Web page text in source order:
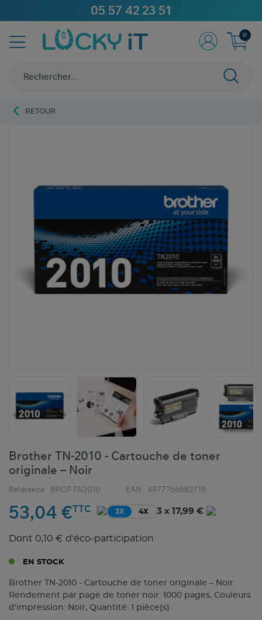
05 57 42 23 51
0
RETOUR
Brother TN-2010 - Cartouche de toner
originale – Noir
Référence : BROT-TN2010 EAN : 4977766682718
53,04 €TTC 3X 4X 3 x 17,99 €
Dont 0,10 € d'éco-participation
EN STOCK
Brother TN-2010 - Cartouche de toner originale – Noir.
Rendement par page de toner noir: 1000 pages, Couleurs
d'impression: Noir, Quantité: 1 pièce(s)